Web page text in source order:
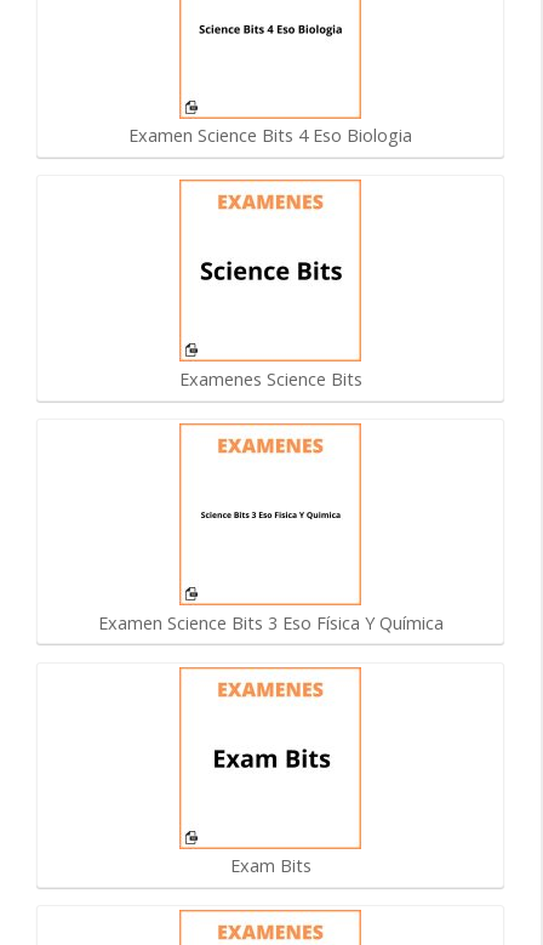
Examen Science Bits 4 Eso Biologia
Examenes Science Bits
Examen Science Bits 3 Eso Física Y Química
Exam Bits